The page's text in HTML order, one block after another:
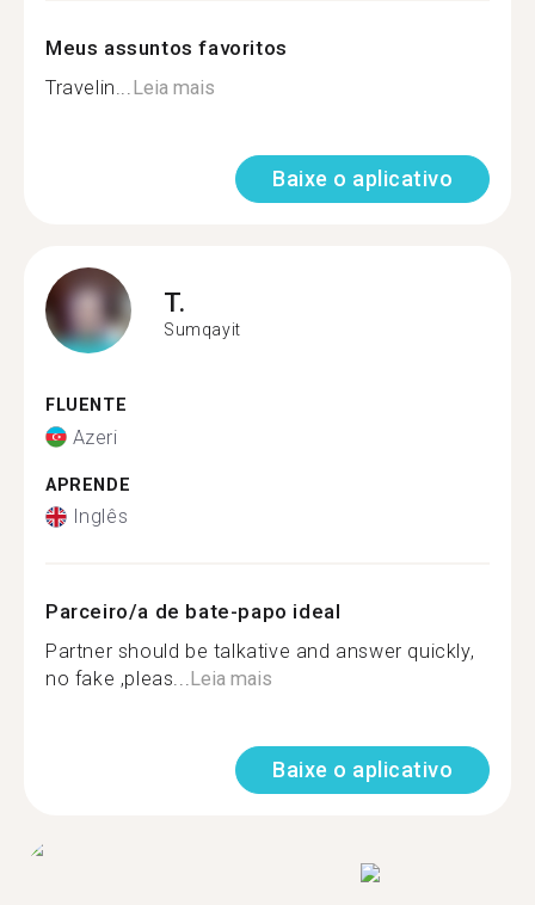
Meus assuntos favoritos
Travelin...Leia mais
Baixe o aplicativo
T.
Sumqayit
FLUENTE
Azeri
APRENDE
Inglês
Parceiro/a de bate-papo ideal
Partner should be talkative and answer quickly,
no fake ,pleas...Leia mais
Baixe o aplicativo